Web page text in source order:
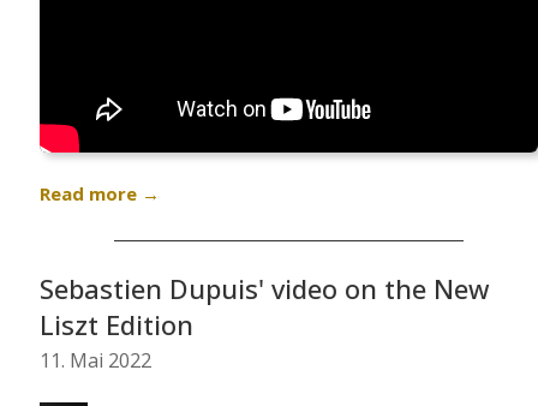
Read more →
Sebastien Dupuis' video on the New
Liszt Edition
11. Mai 2022